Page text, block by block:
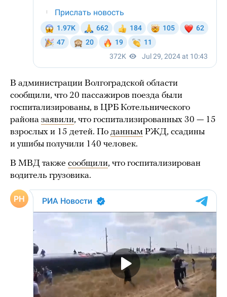
В администрации Волгоградской области
сообщили, что 20 пассажиров поезда были
госпитализированы, в ЦРБ Котельнического
района заявили, что госпитализированных 30 — 15
взрослых и 15 детей. По данным РЖД, ссадины
и ушибы получили 140 человек.
В МВД также сообщили, что госпитализирован
водитель грузовика.